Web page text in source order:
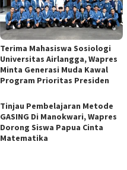
Terima Mahasiswa Sosiologi
Universitas Airlangga, Wapres
Minta Generasi Muda Kawal
Program Prioritas Presiden
Tinjau Pembelajaran Metode
GASING Di Manokwari, Wapres
Dorong Siswa Papua Cinta
Matematika